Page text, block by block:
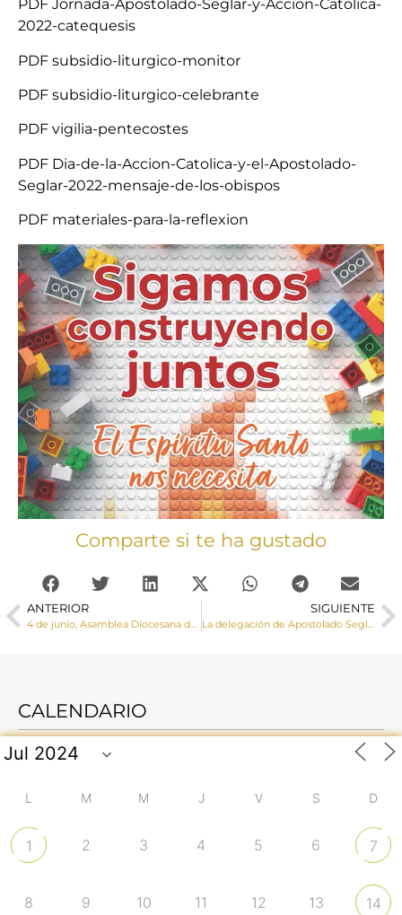
PDF Jornada-Apostolado-Seglar-y-Accion-Catolica-
2022-catequesis
PDF subsidio-liturgico-monitor
PDF subsidio-liturgico-celebrante
PDF vigilia-pentecostes
PDF Dia-de-la-Accion-Catolica-y-el-Apostolado-
Seglar-2022-mensaje-de-los-obispos
PDF materiales-para-la-reflexion
Comparte si te ha gustado
ANTERIOR
4 de junio, Asamblea Diocesana de la Renovación Carismática Católica de la Diócesis de Cuenca
SIGUIENTE
La delegación de Apostolado Seglar celebra el 4 y 5 de junio la Vigilia y la Eucaristía de Pentecostés
CALENDARIO
L M M J V S D
1 2 3 4 5 6 7
8 9 10 11 12 13 14